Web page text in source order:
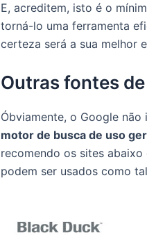
E, acreditem, isto é o
torná-lo uma ferramenta
certeza será a sua melhor
Outras fontes
Óbviamente, o Google
motor de busca de uso
recomendo os sites
podem ser usados como